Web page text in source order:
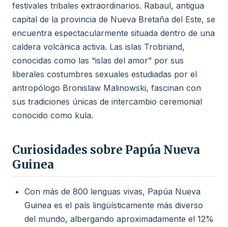
festivales tribales extraordinarios. Rabaul, antigua
capital de la provincia de Nueva Bretaña del Este, se
encuentra espectacularmente situada dentro de una
caldera volcánica activa. Las islas Trobriand,
conocidas como las “islas del amor” por sus
liberales costumbres sexuales estudiadas por el
antropólogo Bronislaw Malinowski, fascinan con
sus tradiciones únicas de intercambio ceremonial
conocido como kula.
Curiosidades sobre Papúa Nueva
Guinea
Con más de 800 lenguas vivas, Papúa Nueva
Guinea es el país lingüísticamente más diverso
del mundo, albergando aproximadamente el 12%